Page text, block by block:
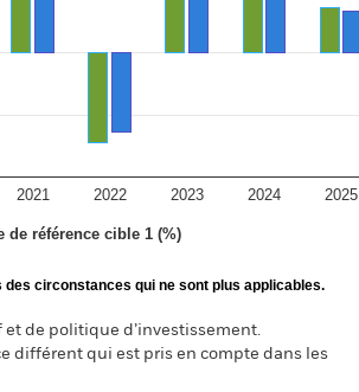
de référence cible 1 (%)
2021 2022 2023 2024 2025
circonstances qui ne sont plus applicables.
de politique d’investissement.
différent qui est pris en compte dans les